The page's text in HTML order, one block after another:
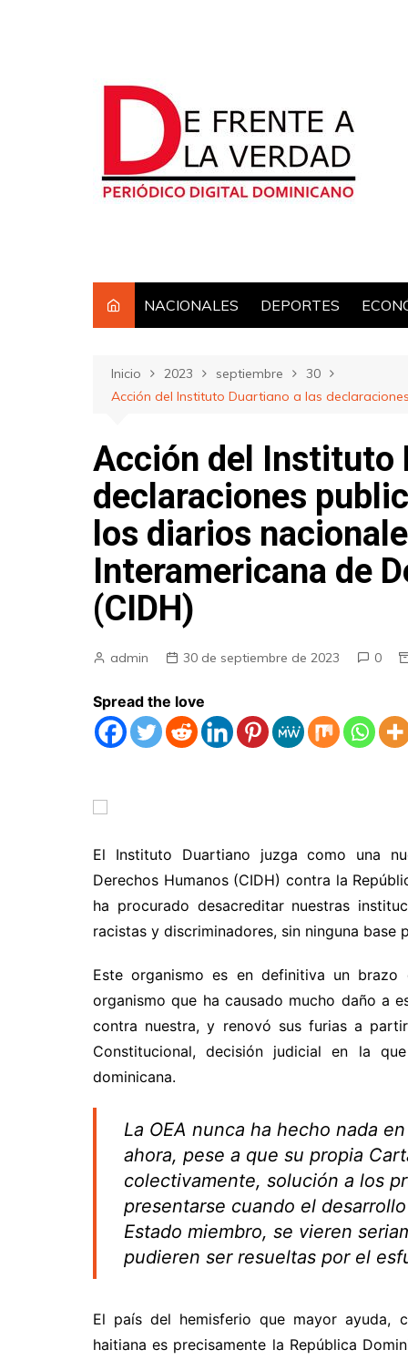
NACIONALES DEPORTES
Inicio 2023 septiembre
30
Acción del Instituto Duartiano a las
Acción del Instituto
declaraciones
los diarios
Interamericana de
(CIDH)
admin 30 de septiembre de 2023 0
Spread the love
El Instituto Duartiano juzga como una
Derechos Humanos (CIDH) contra la
ha procurado desacreditar nuestras
racistas y discriminadores, sin ninguna base
Este organismo es en definitiva un brazo
organismo que ha causado mucho daño a
contra nuestra, y renovó sus furias a
Constitucional, decisión judicial en la
dominicana.
La OEA nunca ha hecho nada
ahora, pese a que su propia
colectivamente, solución a los
presentarse cuando el
Estado miembro, se vieren
pudieren ser resueltas por el
El país del hemisferio que mayor ayuda,
haitiana es precisamente la República